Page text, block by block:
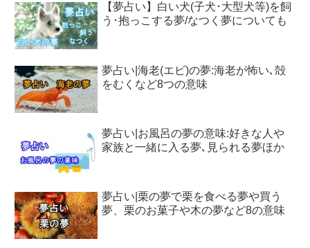
【夢占い】白い犬(子犬･大型犬等)を飼
う･抱っこする夢/なつく夢についても
夢占い|海老(エビ)の夢:海老が怖い､殻
をむくなど8つの意味
夢占い|お風呂の夢の意味:好きな人や
家族と一緒に入る夢､見られる夢ほか
夢占い|栗の夢で栗を食べる夢や買う
夢、栗のお菓子や木の夢など8の意味